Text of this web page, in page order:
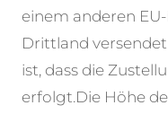
einem anderen
Drittland
ist, dass die
erfolgt.Die Höhe